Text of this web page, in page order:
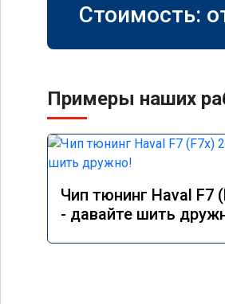
Стоимость:
Примеры наших
Чип тюнинг Haval F7
- давайте шить